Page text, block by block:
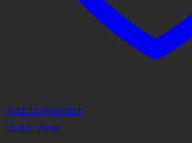
Add to Wishlist
Quick View